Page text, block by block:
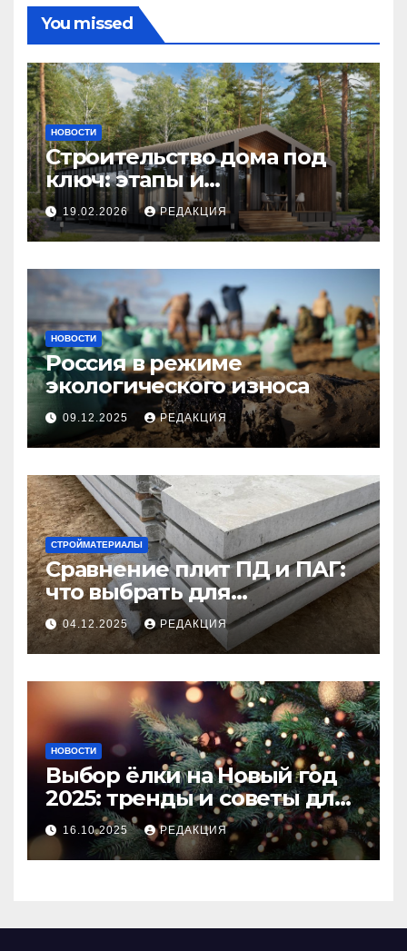
You missed
НОВОСТИ
Строительство дома под
ключ: этапы и
планирование бюджета
19.02.2026 РЕДАКЦИЯ
НОВОСТИ
Россия в режиме
экологического износа
09.12.2025 РЕДАКЦИЯ
СТРОЙМАТЕРИАЛЫ
Сравнение плит ПД и ПАГ:
что выбрать для
долговечного и прочного
покрытия
04.12.2025 РЕДАКЦИЯ
НОВОСТИ
Выбор ёлки на Новый год
2025: тренды и советы для
идеального праздника
16.10.2025 РЕДАКЦИЯ